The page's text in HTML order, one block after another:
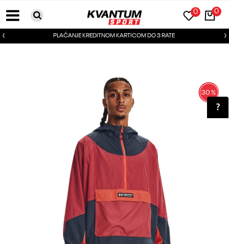
0
0
PLAĆANJE KREDITNOM KARTICOM DO 3 RATE
30%